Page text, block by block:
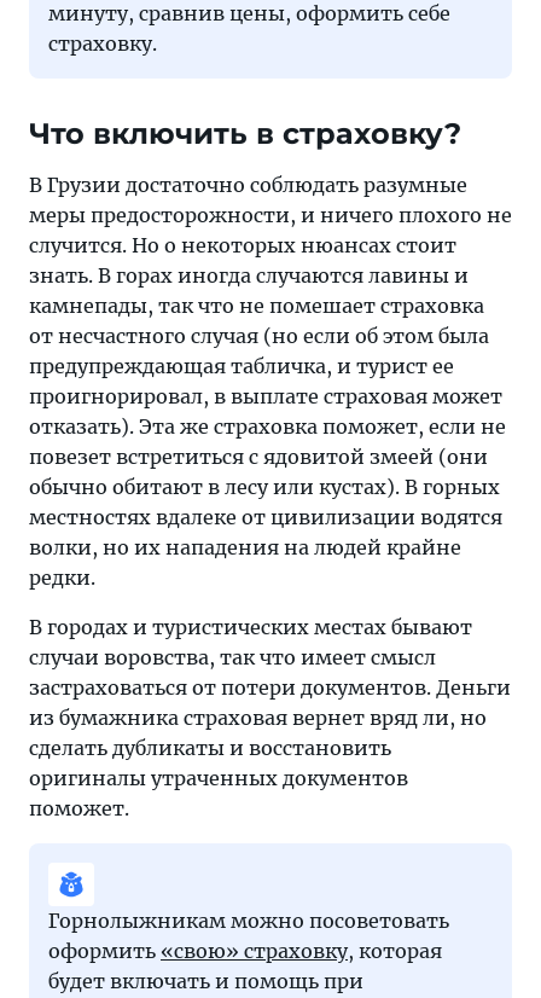
минуту, сравнив цены, оформить себе
страховку.
Что включить в страховку?
В Грузии достаточно соблюдать разумные
меры предосторожности, и ничего плохого не
случится. Но о некоторых нюансах стоит
знать. В горах иногда случаются лавины и
камнепады, так что не помешает страховка
от несчастного случая (но если об этом была
предупреждающая табличка, и турист ее
проигнорировал, в выплате страховая может
отказать). Эта же страховка поможет, если не
повезет встретиться с ядовитой змеей (они
обычно обитают в лесу или кустах). В горных
местностях вдалеке от цивилизации водятся
волки, но их нападения на людей крайне
редки.
В городах и туристических местах бывают
случаи воровства, так что имеет смысл
застраховаться от потери документов. Деньги
из бумажника страховая вернет вряд ли, но
сделать дубликаты и восстановить
оригиналы утраченных документов
поможет.
Горнолыжникам можно посоветовать
оформить «свою» страховку, которая
будет включать и помощь при